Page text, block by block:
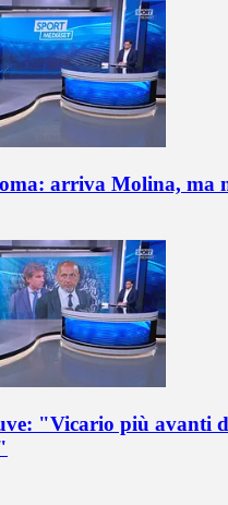
arriva Molina, ma
"Vicario più avanti